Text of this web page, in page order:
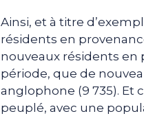
Ainsi, et à titre
résidents en
nouveaux résidents en
période, que de
anglophone (9 735). Et
peuplé, avec une